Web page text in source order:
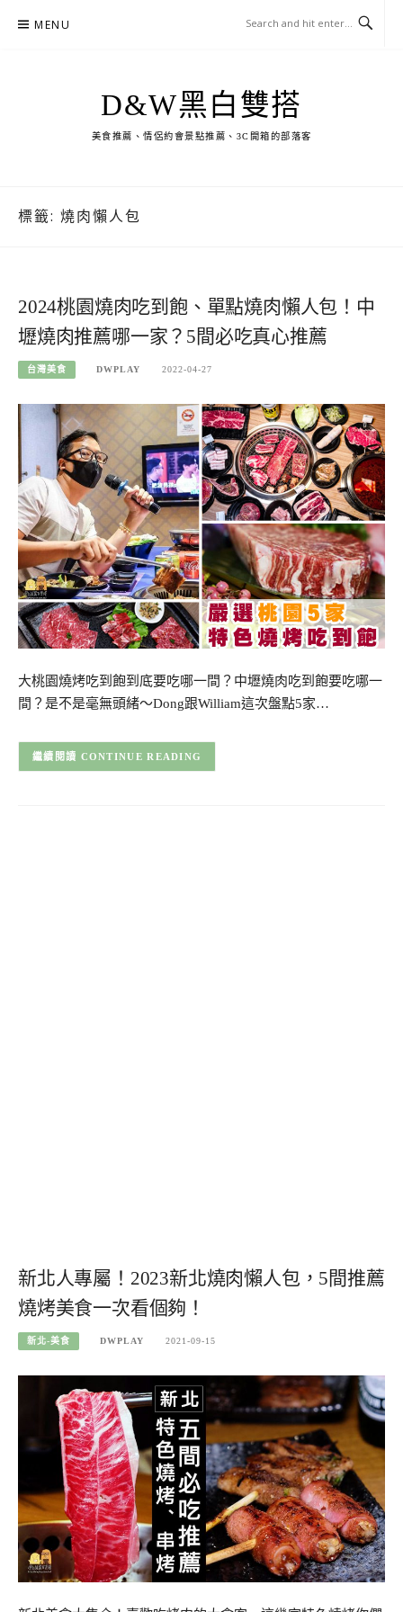
MENU
D&W黑白雙搭
美食推薦、情侶約會景點推薦、3C開箱的部落客
標籤: 燒肉懶人包
2024桃園燒肉吃到飽、單點燒肉懶人包！中
壢燒肉推薦哪一家？5間必吃真心推薦
台灣美食 DWPLAY 2022-04-27
大桃園燒烤吃到飽到底要吃哪一間？中壢燒肉吃到飽要吃哪一
間？是不是毫無頭緒～Dong跟William這次盤點5家…
CONTINUE READING
新北人專屬！2023新北燒肉懶人包，5間推薦
燒烤美食一次看個夠！
新北-美食 DWPLAY 2021-09-15